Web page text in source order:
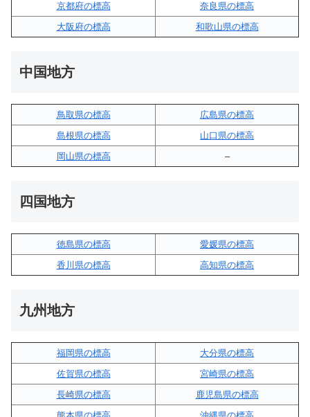
京都府の標高
奈良県の標高
大阪府の標高
和歌山県の標高
中国地方
鳥取県の標高
広島県の標高
島根県の標高
山口県の標高
岡山県の標高
–
四国地方
徳島県の標高
愛媛県の標高
香川県の標高
高知県の標高
九州地方
福岡県の標高
大分県の標高
佐賀県の標高
宮崎県の標高
長崎県の標高
鹿児島県の標高